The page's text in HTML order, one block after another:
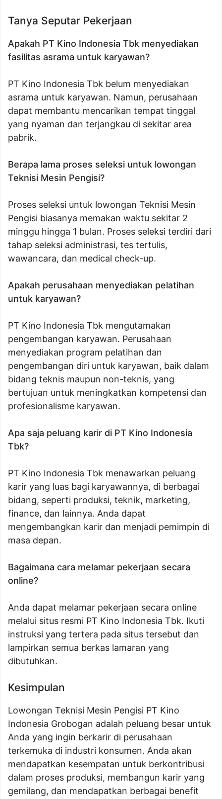
Tanya Seputar Pekerjaan
Apakah PT Kino Indonesia Tbk menyediakan
fasilitas asrama untuk karyawan?
PT Kino Indonesia Tbk belum menyediakan
asrama untuk karyawan. Namun, perusahaan
dapat membantu mencarikan tempat tinggal
yang nyaman dan terjangkau di sekitar area
pabrik.
Berapa lama proses seleksi untuk lowongan
Teknisi Mesin Pengisi?
Proses seleksi untuk lowongan Teknisi Mesin
Pengisi biasanya memakan waktu sekitar 2
minggu hingga 1 bulan. Proses seleksi terdiri dari
tahap seleksi administrasi, tes tertulis,
wawancara, dan medical check-up.
Apakah perusahaan menyediakan pelatihan
untuk karyawan?
PT Kino Indonesia Tbk mengutamakan
pengembangan karyawan. Perusahaan
menyediakan program pelatihan dan
pengembangan diri untuk karyawan, baik dalam
bidang teknis maupun non-teknis, yang
bertujuan untuk meningkatkan kompetensi dan
profesionalisme karyawan.
Apa saja peluang karir di PT Kino Indonesia
Tbk?
PT Kino Indonesia Tbk menawarkan peluang
karir yang luas bagi karyawannya, di berbagai
bidang, seperti produksi, teknik, marketing,
finance, dan lainnya. Anda dapat
mengembangkan karir dan menjadi pemimpin di
masa depan.
Bagaimana cara melamar pekerjaan secara
online?
Anda dapat melamar pekerjaan secara online
melalui situs resmi PT Kino Indonesia Tbk. Ikuti
instruksi yang tertera pada situs tersebut dan
lampirkan semua berkas lamaran yang
dibutuhkan.
Kesimpulan
Lowongan Teknisi Mesin Pengisi PT Kino
Indonesia Grobogan adalah peluang besar untuk
Anda yang ingin berkarir di perusahaan
terkemuka di industri konsumen. Anda akan
mendapatkan kesempatan untuk berkontribusi
dalam proses produksi, membangun karir yang
gemilang, dan mendapatkan berbagai benefit